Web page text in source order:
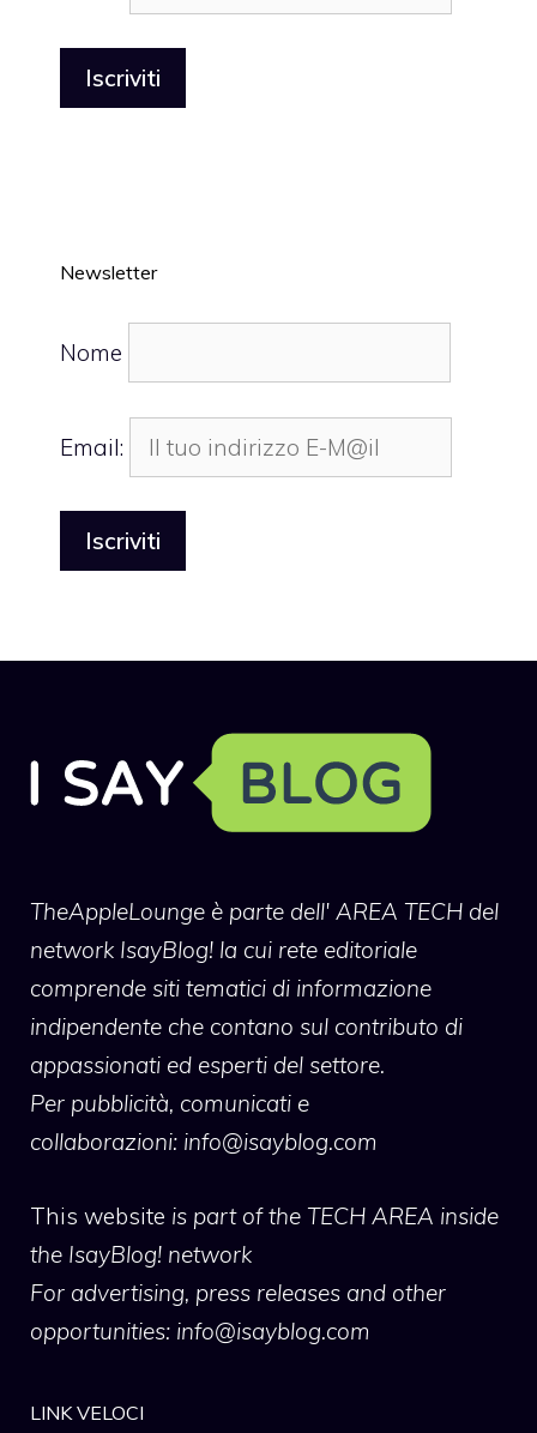
Newsletter
Nome
Email:
TheAppleLounge è parte dell' AREA TECH del
network IsayBlog! la cui rete editoriale
comprende siti tematici di informazione
indipendente che contano sul contributo di
appassionati ed esperti del settore.
Per pubblicità, comunicati e
collaborazioni: info@isayblog.com
This website is part of the TECH AREA inside
the IsayBlog! network
For advertising, press releases and other
opportunities: info@isayblog.com
LINK VELOCI